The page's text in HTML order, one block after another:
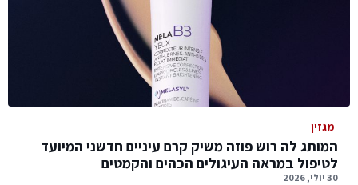
מגזין
המותג לה רוש פוזה משיק קרם עיניים חדשני המיועד
לטיפול במראה העיגולים הכהים והקמטים
30 יולי, 2026